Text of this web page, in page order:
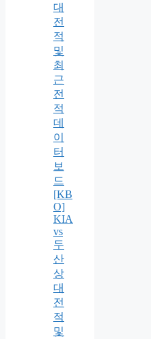
대
전
적
및
최
근
전
적
데
이
터
보
드
[KB
O]
KIA
vs
두
산
상
대
전
적
및